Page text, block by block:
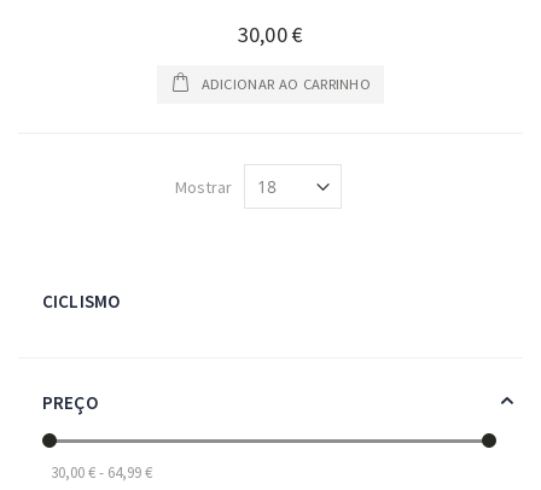
30,00 €
ADICIONAR AO CARRINHO
Mostrar
CICLISMO
PREÇO
30,00 € - 64,99 €